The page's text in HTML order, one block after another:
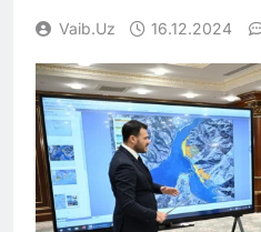
Vaib.uz 16.12.2024